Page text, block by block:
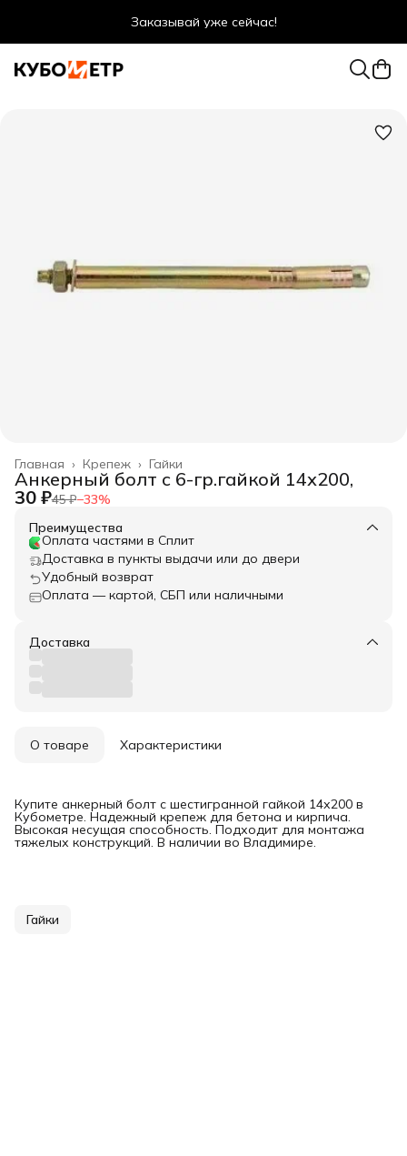
Гайки
Крепеж ›
Главная ›
Анкерный болт с 6-гр.гайкой 14х200,
30 ₽45 ₽−33%
Преимущества
Оплата частями в Сплит
Доставка в пункты выдачи или до двери
Удобный возврат
Оплата — картой, СБП или наличными
Доставка
О товаре Характеристики
Купите анкерный болт с шестигранной гайкой 14х200 в
Кубометре. Надежный крепеж для бетона и кирпича.
Высокая несущая способность. Подходит для монтажа
тяжелых конструкций. В наличии во Владимире.
Гайки